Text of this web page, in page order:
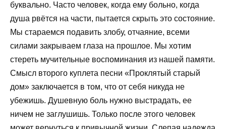
буквально. Часто человек, когда ему больно, когда
душа рвётся на части, пытается скрыть это состояние.
Мы стараемся подавить злобу, отчаяние, всеми
силами закрываем глаза на прошлое. Мы хотим
стереть мучительные воспоминания из нашей памяти.
Смысл второго куплета песни «Проклятый старый
дом» заключается в том, что от себя никуда не
убежишь. Душевную боль нужно выстрадать, ее
ничем не заглушишь. Только после этого человек